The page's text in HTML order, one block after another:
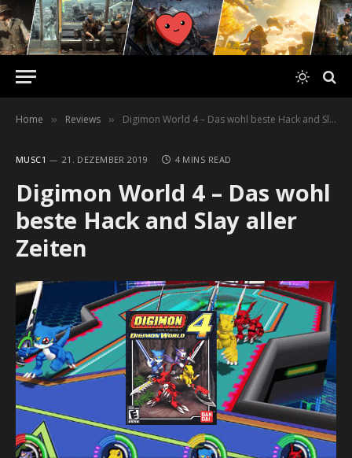
Home » Reviews » Digimon World 4 – Das wohl beste Hack and Slay aller Zeiten
MUSC1 21. DEZEMBER 2019 4 MINS READ
Digimon World 4 – Das wohl
beste Hack and Slay aller
Zeiten